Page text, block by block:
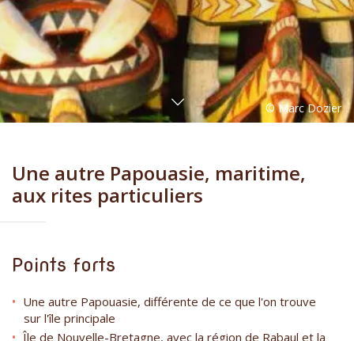
Une autre Papouasie, maritime,
aux rites particuliers
Points forts
Une autre Papouasie, différente de ce que l'on trouve
sur l'île principale
Île de Nouvelle-Bretagne, avec la région de Rabaul et la